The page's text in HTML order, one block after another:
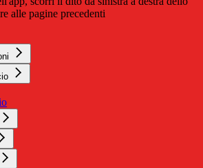
alle pagine precedenti